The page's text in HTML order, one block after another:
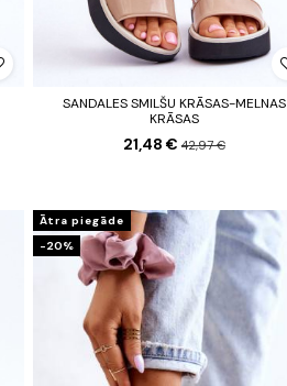
SANDALES SMILŠU KRĀSAS-MELNAS
KRĀSAS
21,48 €42,97 €
Ātra piegāde
-20%